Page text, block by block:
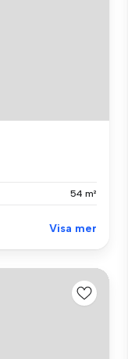
54 m²
Visa mer